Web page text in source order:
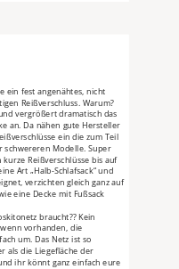
ein fest angenähtes, nicht
Reißverschluss. Warum?
vergrößert dramatisch das
an. Da nähen gute Hersteller
ein die zum Teil
schwereren Modelle. Super
Reißverschlüsse bis auf
Art „Halb-Schlafsack“ und
verzichten gleich ganz auf
eine Decke mit Fußsack
braucht?? Kein
vorhanden, die
um. Das Netz ist so
als die Liegefläche der
ihr könnt ganz einfach eure